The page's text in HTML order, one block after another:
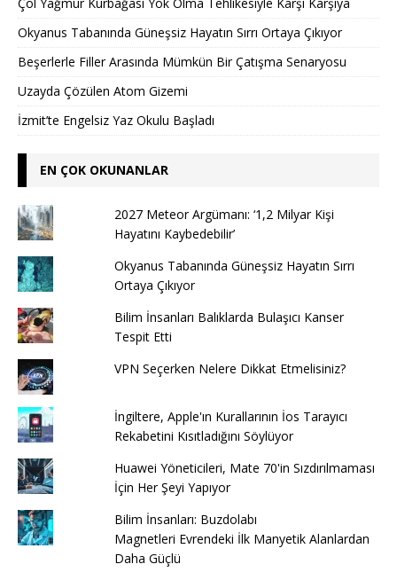
Okyanus Tabanında Güneşsiz Hayatın Sırrı Ortaya Çıkıyor
Beşerlerle Filler Arasında Mümkün Bir Çatışma Senaryosu
Uzayda Çözülen Atom Gizemi
İzmit’te Engelsiz Yaz Okulu Başladı
EN ÇOK OKUNANLAR
2027 Meteor Argümanı: ‘1,2 Milyar Kişi
Hayatını Kaybedebilir’
Okyanus Tabanında Güneşsiz Hayatın Sırrı
Ortaya Çıkıyor
Bilim İnsanları Balıklarda Bulaşıcı Kanser
Tespit Etti
VPN Seçerken Nelere Dikkat Etmelisiniz?
İngiltere, Apple'ın Kurallarının İos Tarayıcı
Rekabetini Kısıtladığını Söylüyor
Huawei Yöneticileri, Mate 70'in Sızdırılmaması
İçin Her Şeyi Yapıyor
Bilim İnsanları: Buzdolabı
Magnetleri Evrendeki İlk Manyetik Alanlardan
Daha Güçlü